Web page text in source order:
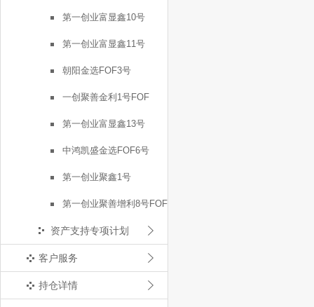
第一创业富显鑫10号
第一创业富显鑫11号
朝阳金选FOF3号
一创聚善金利1号FOF
第一创业富显鑫13号
中鸿凯盛金选FOF6号
第一创业聚鑫1号
第一创业聚善增利8号FOF
资产支持专项计划
客户服务
持仓详情